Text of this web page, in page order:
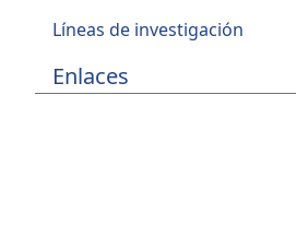
Líneas de investigación
Enlaces